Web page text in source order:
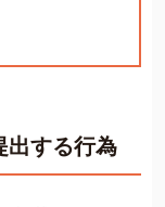
する行為